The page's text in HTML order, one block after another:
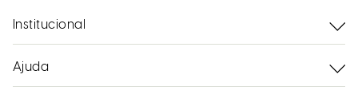
Institucional
Ajuda